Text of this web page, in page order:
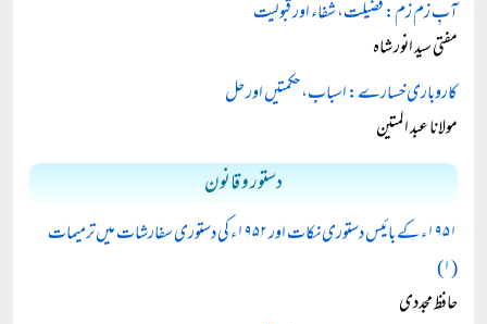
آبِ زم زم: فضیلت، شفاء اور قبولیت
مفتی سید انور شاہ
کاروباری خسارے: اسباب، حکمتیں اور حل
مولانا عبد المتین
دستور و قانون
۱۹۵۱ء کے بائیس دستوری نکات اور ۱۹۵۲ء کی دستوری سفارشات میں ترمیمات
(۱)
حافظ مجددی